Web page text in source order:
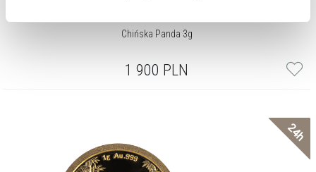
Zarządzaj preferencjami . W każdej chwili możesz
Chińska Panda 3g
1 900 PLN
24h